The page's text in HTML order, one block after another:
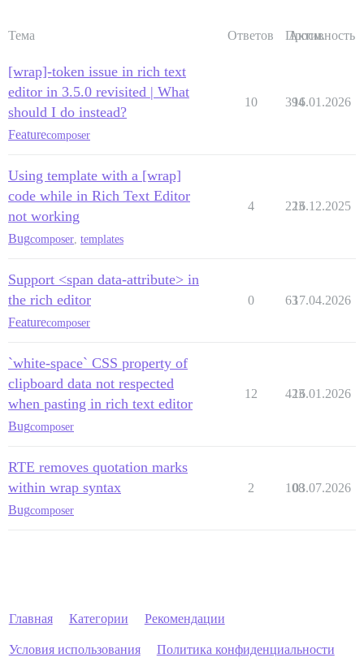
Тема Ответов Просм.
Активность
[wrap]-token issue in rich text
editor in 3.5.0 revisited | What
should I do instead?
Featurecomposer
10 394
16.01.2026
Using template with a [wrap]
code while in Rich Text Editor
not working
Bugcomposer templates
4 223
16.12.2025
Support <span data-attribute> in
the rich editor
Featurecomposer
0 6317.04.2026
`white-space` CSS property of
clipboard data not respected
when pasting in rich text editor
Bugcomposer
12 423
16.01.2026
RTE removes quotation marks
within wrap syntax
Bugcomposer
2 108
03.07.2026
Главная Категории Рекомендации
Условия использования Политика конфиденциальности